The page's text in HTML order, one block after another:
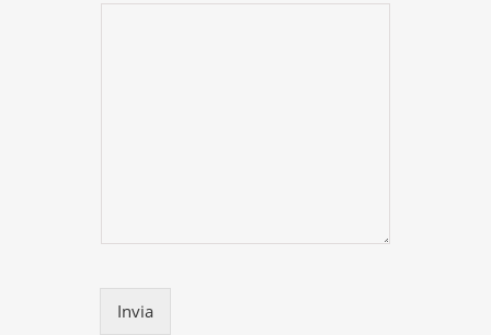
Invia